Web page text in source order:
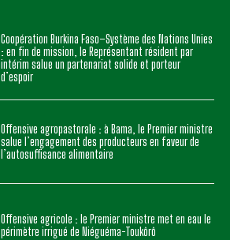
Coopération Burkina Faso–Système des Nations Unies
: en fin de mission, le Représentant résident par
intérim salue un partenariat solide et porteur
d’espoir
Offensive agropastorale : à Bama, le Premier ministre
salue l’engagement des producteurs en faveur de
l’autosuffisance alimentaire
Offensive agricole : le Premier ministre met en eau le
périmètre irrigué de Niéguéma-Toukôrô